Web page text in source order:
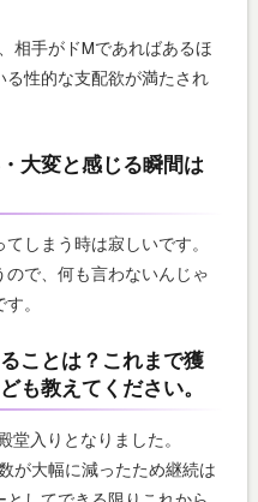
相手がドMであればあるほ
る性的な支配欲が満たされ
大変と感じる瞬間は
しまう時は寂しいです。
で、何も言わないんじゃ
。
ことは？これまで獲
も教えてください。
堂入りとなりました。
が大幅に減ったため継続は